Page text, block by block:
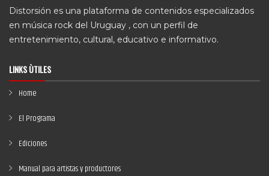
Distorsión es una plataforma de contenidos especializados
en música rock del Uruguay , con un perfil de
entretenimiento, cultural, educativo e informativo.
LINKS ÙTILES
Home
El Programa
Ediciones
Manual para artistas y productores